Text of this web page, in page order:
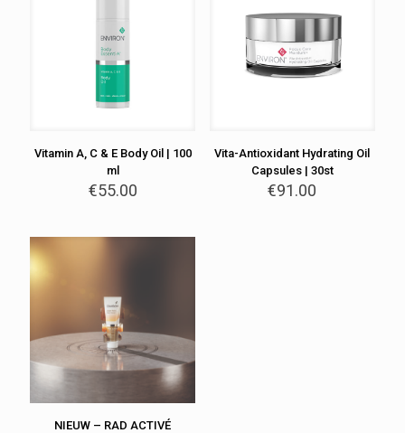
Vitamin A, C & E Body Oil | 100
ml
€55.00
Vita-Antioxidant Hydrating Oil
Capsules | 30st
€91.00
NIEUW – RAD ACTIVÉ